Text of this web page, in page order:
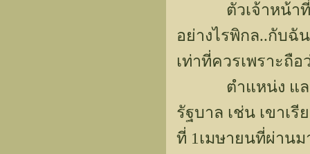
ตัวเจ้าหน้าที่จา
อย่างไรพิกล..กับฉั
เท่าที่ควรเพราะถื
ตำแหน่ง และย
รัฐบาล เช่น เขาเ
ที่ 1เมษายนที่ผ่านม